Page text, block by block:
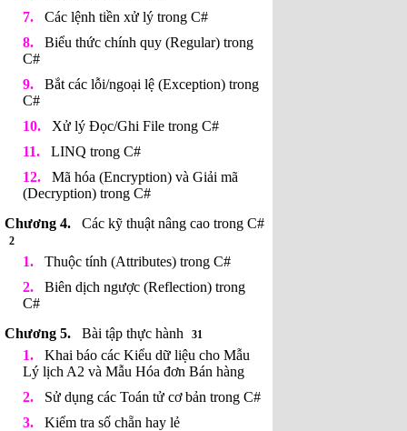
Các lệnh tiền xử lý trong C#
Biểu thức chính quy (Regular) trong
C#
Bắt các lỗi/ngoại lệ (Exception) trong
C#
Xử lý Đọc/Ghi File trong C#
LINQ trong C#
Mã hóa (Encryption) và Giải mã
(Decryption) trong C#
Các kỹ thuật nâng cao trong C#
2
Thuộc tính (Attributes) trong C#
Biên dịch ngược (Reflection) trong
C#
Bài tập thực hành
31
Khai báo các Kiểu dữ liệu cho Mẫu
Lý lịch A2 và Mẫu Hóa đơn Bán hàng
Sử dụng các Toán tử cơ bản trong C#
Kiểm tra số chẵn hay lẻ